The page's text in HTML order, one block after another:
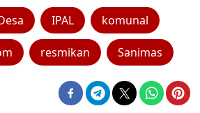
IPAL komunal
resmikan Sanimas